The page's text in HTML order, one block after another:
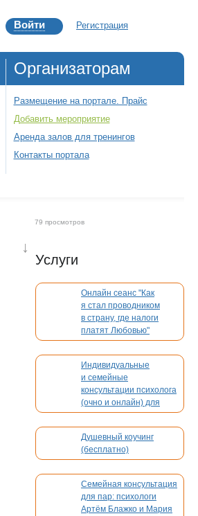
Войти Регистрация
Организаторам
Размещение на портале. Прайс
Добавить мероприятие
Аренда залов для тренингов
Контакты портала
↓
Услуги
Онлайн сеанс "Как
я стал проводником
в страну, где налоги
платят Любовью"
Индивидуальные
и семейные
консультации психолога
(очно и онлайн) для
взрослых и детей
Душевный коучинг
(бесплатно)
Семейная консультация
для пар: психологи
Артём Блажко и Мария
79 просмотров